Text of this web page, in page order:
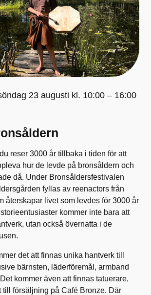
23 augusti kl. 10:00 – 16:00
reser 3000 år tillbaka i tiden för att
hur de levde på bronsåldern och
då. Under Bronsåldersfestivalen
fyllas av reenactors från
återskapar livet som levdes för 3000 år
kommer inte bara att
utan också övernatta i de
det att finnas unika hantverk till
bärnsten, läderföremål, armband
kommer även att finnas tatuerare,
till försäljning på Café Bronze. Där